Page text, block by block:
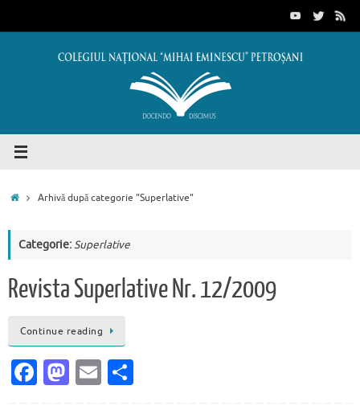
PrimaArhivă după categorie "Superlative"
Categorie:Superlative
Revista Superlative Nr. 12/2009
Continue reading
Fa M E